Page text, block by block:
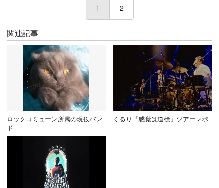
1 (current)
2
関連記事
ロックコミューン所属の現役バン
ド
くるり『感覚は道標』ツアーレポ